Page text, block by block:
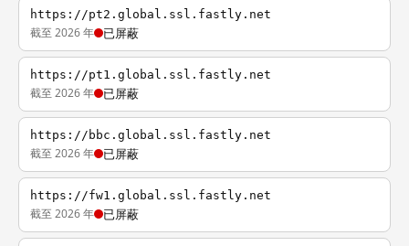
https://pt2.global.ssl.fastly.net
截至 2026 年 已屏蔽
https://pt1.global.ssl.fastly.net
截至 2026 年 已屏蔽
https://bbc.global.ssl.fastly.net
截至 2026 年 已屏蔽
https://fw1.global.ssl.fastly.net
截至 2026 年 已屏蔽